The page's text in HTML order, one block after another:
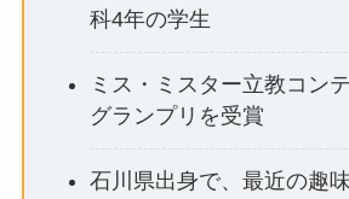
科4年の学生
ミス・ミスター立教コン
グランプリを受賞
石川県出身で、最近の趣